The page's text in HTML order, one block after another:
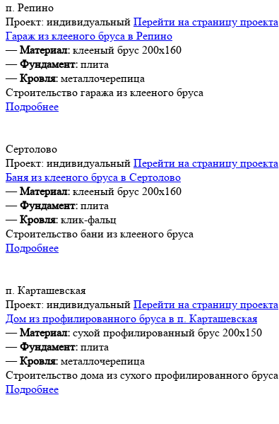
п. Репино
Проект: индивидуальный Перейти на страницу проекта
Гараж из клееного бруса в Репино
—Материал: клееный брус 200х160
—Фундамент: плита
—Кровля: металлочерепица
Строительство гаража из клееного бруса
Подробнее
Сертолово
Проект: индивидуальный Перейти на страницу проекта
Баня из клееного бруса в Сертолово
—Материал: клееный брус 200х160
—Фундамент: плита
—Кровля: клик-фальц
Строительство бани из клееного бруса
Подробнее
п. Карташевская
Проект: индивидуальный Перейти на страницу проекта
Дом из профилированного бруса в п. Карташевская
—Материал: сухой профилированный брус 200х150
—Фундамент: плита
—Кровля: металлочерепица
Строительство дома из сухого профилированного бруса
Подробнее